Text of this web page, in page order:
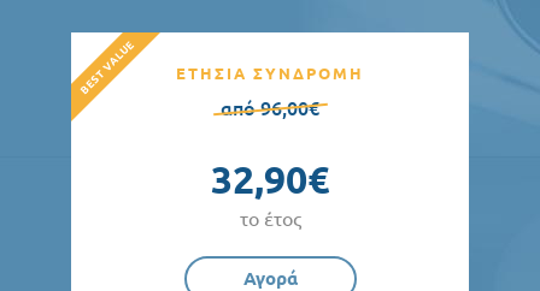
ΕΤΗΣΙΑ ΣΥΝΔΡΟΜΗ
από 96,00€
32,90€
το έτος
Αγορά